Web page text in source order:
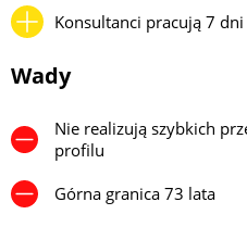
Konsultanci pracują 7
Wady
Nie realizują szybkich
profilu
Górna granica 73 lata